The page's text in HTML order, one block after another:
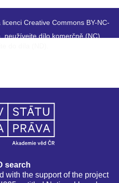
Creative Commons BY-NC-
neužívejte dílo komerčně (NC),
search
with the support of the project